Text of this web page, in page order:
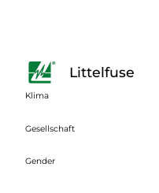
Littelfuse
Klima
Gesellschaft
Gender